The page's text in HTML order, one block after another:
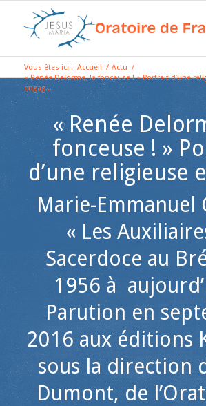
Vous êtes ici : Accueil / Actu /
« Renée Delorme, la fonceuse ! » Portrait d’une
engag...
« Renée
fonceuse ! »
d’une religieuse
Marie-Emmanuel
« Les
Sacerdoce au
1956 à
Parution en
2016 aux éditions
sous la direction
Dumont, de